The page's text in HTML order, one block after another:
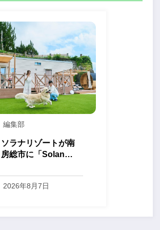
編集部
ソラナリゾートが南
房総市に「Solana
総」を開業
2026年8月7日